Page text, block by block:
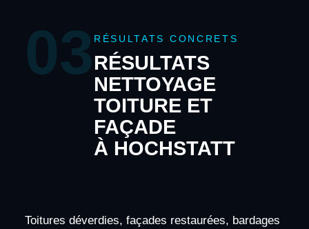
03 RÉSULTATS CONCRETS
RÉSULTATS
NETTOYAGE
TOITURE ET
FAÇADE
À HOCHSTATT
Toitures déverdies, façades restaurées, bardages